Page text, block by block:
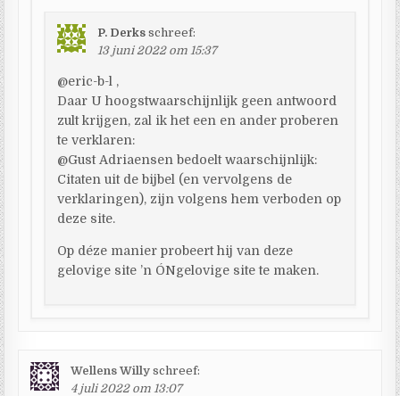
P. Derks schreef:
13 juni 2022 om 15:37
@eric-b-l ,
Daar U hoogstwaarschijnlijk geen antwoord
zult krijgen, zal ik het een en ander proberen
te verklaren:
@Gust Adriaensen bedoelt waarschijnlijk:
Citaten uit de bijbel (en vervolgens de
verklaringen), zijn volgens hem verboden op
deze site.
Op déze manier probeert hij van deze
gelovige site ’n ÓNgelovige site te maken.
Wellens Willy schreef:
4 juli 2022 om 13:07